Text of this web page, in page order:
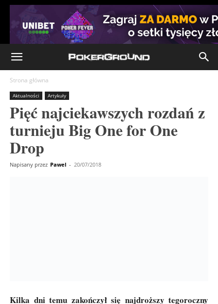
Strona główna
Aktualności Artykuły
Pięć najciekawszych rozdań z
turnieju Big One for One
Drop
Napisany przez Pawel - 20/07/2018
Kilka dni temu zakończył się najdroższy tegoroczny